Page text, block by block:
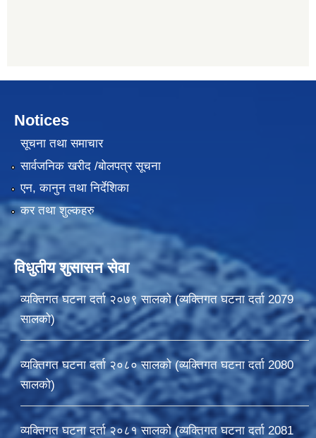
Notices
सूचना तथा समाचार
सार्वजनिक खरीद /बोलपत्र सूचना
एन, कानुन तथा निर्देशिका
कर तथा शुल्कहरु
विधुतीय शुसासन सेवा
व्यक्तिगत घटना दर्ता २०७९ सालको (व्यक्तिगत घटना दर्ता 2079
सालको)
व्यक्तिगत घटना दर्ता २०८० सालको (व्यक्तिगत घटना दर्ता 2080
सालको)
व्यक्तिगत घटना दर्ता २०८१ सालको (व्यक्तिगत घटना दर्ता 2081